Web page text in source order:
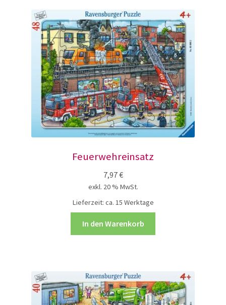
Feuerwehreinsatz
7,97€
exkl. 20 % MwSt.
Lieferzeit: ca. 15 Werktage
In den Warenkorb